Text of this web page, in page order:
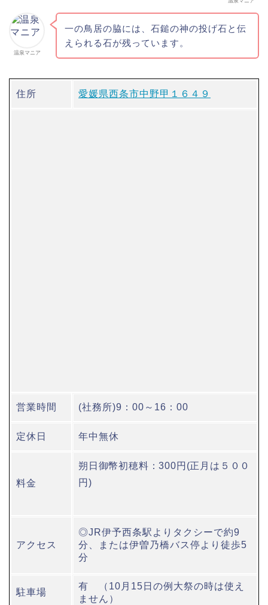
温泉マニア
一の鳥居の脇には、石鎚の神の投げ石と伝
えられる石が残っています。
住所 愛媛県西条市中野甲１６４９
営業時間 (社務所)9：00～16：00
定休日 年中無休
料金
朔日御幣初穂料：300円(正月は５００
円)
アクセス
◎JR伊予西条駅よりタクシーで約9
分、または伊曽乃橋バス停より徒歩5
分
駐車場
有 （10月15日の例大祭の時は使え
ません）